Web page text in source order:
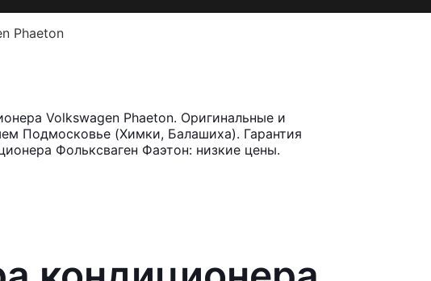
Phaeton
Volkswagen Phaeton. Оригинальные и
Подмосковье (Химки, Балашиха). Гарантия
Фольксваген Фаэтон: низкие цены.